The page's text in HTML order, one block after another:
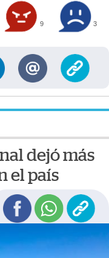
9 3
dejó más
el país